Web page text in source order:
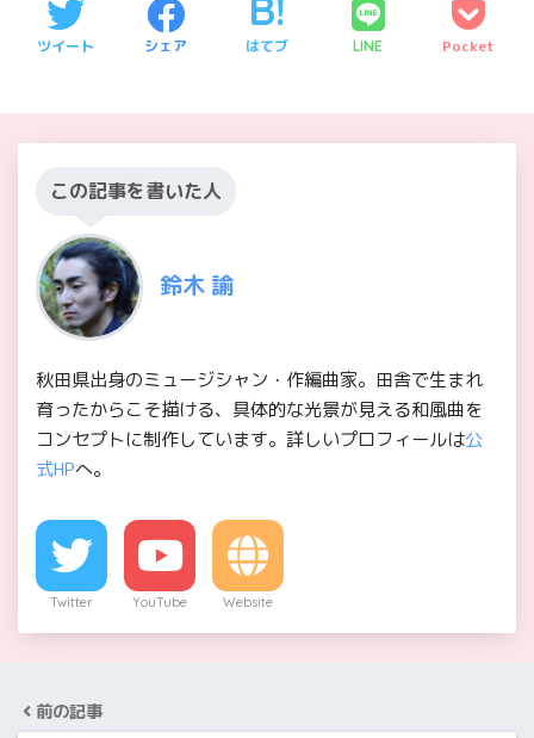
ツイート シェア はてブ LINE Pocket
この記事を書いた人
鈴木 諭
秋田県出身のミュージシャン・作編曲家。田舎で生まれ
育ったからこそ描ける、具体的な光景が見える和風曲を
コンセプトに制作しています。詳しいプロフィールは公
式HPへ。
Twitter YouTube Website
前の記事